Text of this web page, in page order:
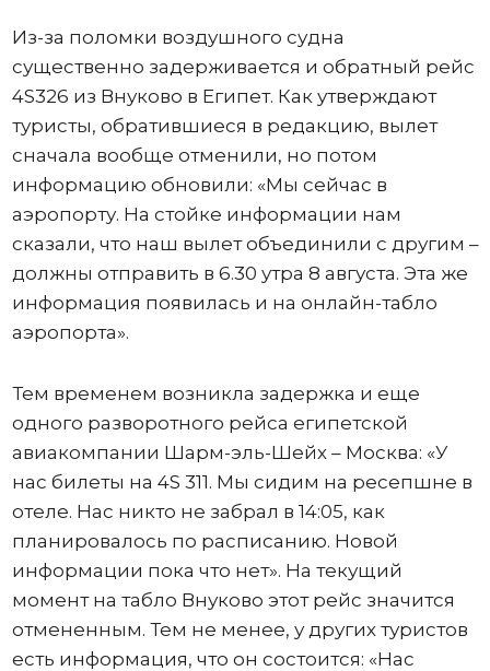
Из-за поломки воздушного судна
существенно задерживается и обратный рейс
4S326 из Внуково в Египет. Как утверждают
туристы, обратившиеся в редакцию, вылет
сначала вообще отменили, но потом
информацию обновили: «Мы сейчас в
аэропорту. На стойке информации нам
сказали, что наш вылет объединили с другим –
должны отправить в 6.30 утра 8 августа. Эта же
информация появилась и на онлайн-табло
аэропорта».
Тем временем возникла задержка и еще
одного разворотного рейса египетской
авиакомпании Шарм-эль-Шейх – Москва: «У
нас билеты на 4S 311. Мы сидим на ресепшне в
отеле. Нас никто не забрал в 14:05, как
планировалось по расписанию. Новой
информации пока что нет». На текущий
момент на табло Внуково этот рейс значится
отмененным. Тем не менее, у других туристов
есть информация, что он состоится: «Нас